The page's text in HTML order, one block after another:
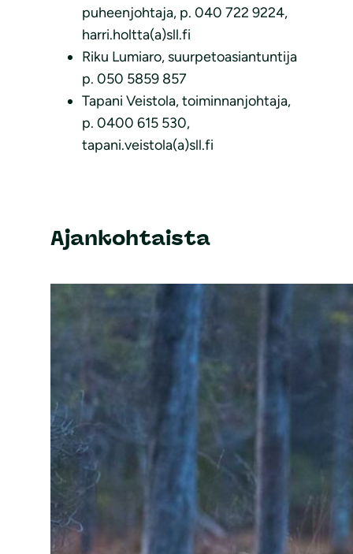
puheenjohtaja, p. 040 722 9224,
harri.holtta(a)sll.fi
Riku Lumiaro, suurpetoasiantuntija
p. 050 5859 857
Tapani Veistola, toiminnanjohtaja,
p. 0400 615 530,
tapani.veistola(a)sll.fi
Ajankohtaista